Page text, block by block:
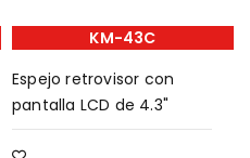
KM-43C
Espejo retrovisor con
pantalla LCD de 4.3"